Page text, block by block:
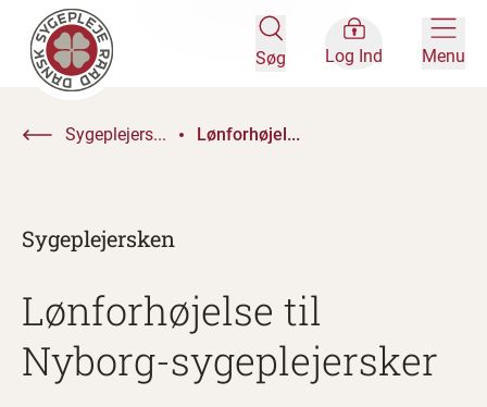
Søg Log Ind Menu
Sygeplejers... Lønforhøjel...
Sygeplejersken
Lønforhøjelse til
Nyborg-sygeplejersker